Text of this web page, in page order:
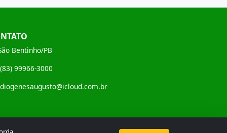
Bentinho/PB
(83) 99966-3000
diogenesaugusto@icloud.com.br